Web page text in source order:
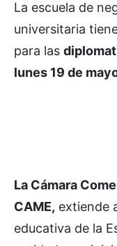
La escuela de
universitaria
para las
lunes 19 de
La Cámara
CAME, extiende
educativa de la